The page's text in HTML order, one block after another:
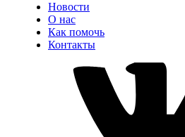
Новости
О нас
Как помочь
Контакты